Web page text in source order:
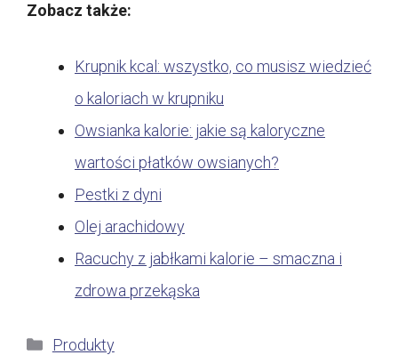
Zobacz także:
Krupnik kcal: wszystko, co musisz wiedzieć
o kaloriach w krupniku
Owsianka kalorie: jakie są kaloryczne
wartości płatków owsianych?
Pestki z dyni
Olej arachidowy
Racuchy z jabłkami kalorie – smaczna i
zdrowa przekąska
Kategorie
Produkty